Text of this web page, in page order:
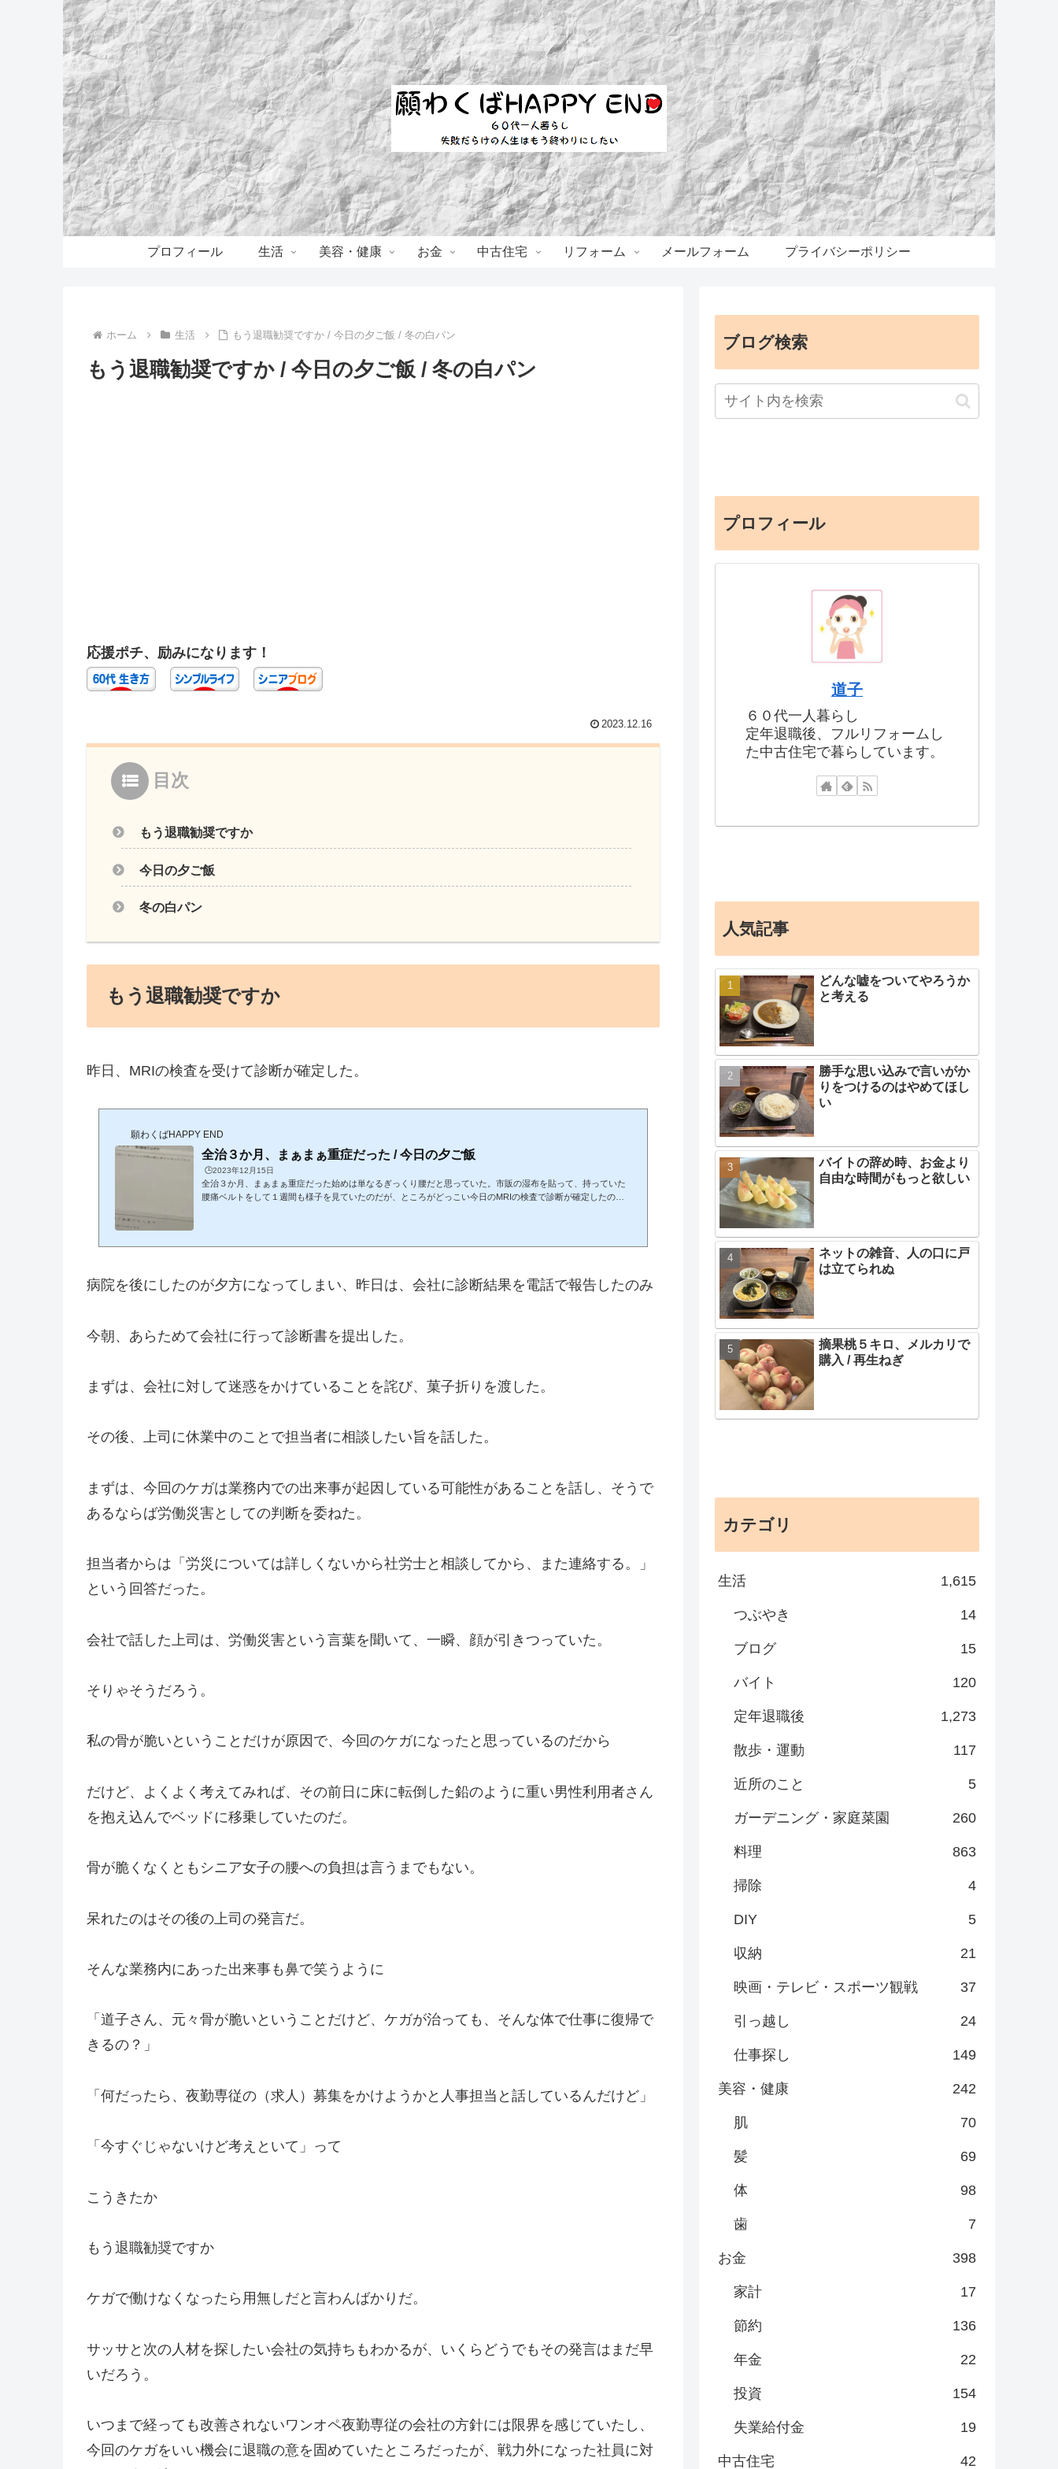
プロフィール 生活 美容・健康 お金 中古住宅 リフォーム メールフォーム プライバシーポリシー
ホーム 生活 もう退職勧奨ですか / 今日の夕ご飯 / 冬の白パン
もう退職勧奨ですか / 今日の夕ご飯 / 冬の白パン
応援ポチ、励みになります！
2023.12.16
目次
もう退職勧奨ですか
今日の夕ご飯
冬の白パン
もう退職勧奨ですか
昨日、MRIの検査を受けて診断が確定した。
願わくばHAPPY END
全治３か月、まぁまぁ重症だった / 今日の夕ご飯
🕒️2023年12月15日
全治３か月、まぁまぁ重症だった始めは単なるぎっくり腰だと思っていた。市販の湿布を貼って、持っていた
腰痛ベルトをして１週間も様子を見ていたのだが、ところがどっこい今日のMRIの検査で診断が確定したのだ
から来年...
病院を後にしたのが夕方になってしまい、昨日は、会社に診断結果を電話で報告したのみ
今朝、あらためて会社に行って診断書を提出した。
まずは、会社に対して迷惑をかけていることを詫び、菓子折りを渡した。
その後、上司に休業中のことで担当者に相談したい旨を話した。
まずは、今回のケガは業務内での出来事が起因している可能性があることを話し、そうで
あるならば労働災害としての判断を委ねた。
担当者からは「労災については詳しくないから社労士と相談してから、また連絡する。」
という回答だった。
会社で話した上司は、労働災害という言葉を聞いて、一瞬、顔が引きつっていた。
そりゃそうだろう。
私の骨が脆いということだけが原因で、今回のケガになったと思っているのだから
だけど、よくよく考えてみれば、その前日に床に転倒した鉛のように重い男性利用者さん
を抱え込んでベッドに移乗していたのだ。
骨が脆くなくともシニア女子の腰への負担は言うまでもない。
呆れたのはその後の上司の発言だ。
そんな業務内にあった出来事も鼻で笑うように
「道子さん、元々骨が脆いということだけど、ケガが治っても、そんな体で仕事に復帰で
きるの？」
「何だったら、夜勤専従の（求人）募集をかけようかと人事担当と話しているんだけど」
「今すぐじゃないけど考えといて」って
こうきたか
もう退職勧奨ですか
ケガで働けなくなったら用無しだと言わんばかりだ。
サッサと次の人材を探したい会社の気持ちもわかるが、いくらどうでもその発言はまだ早
いだろう。
いつまで経っても改善されないワンオペ夜勤専従の会社の方針には限界を感じていたし、
今回のケガをいい機会に退職の意を固めていたところだったが、戦力外になった社員に対
ブログ検索
プロフィール
道子
６０代一人暮らし
定年退職後、フルリフォームし
た中古住宅で暮らしています。
人気記事
どんな嘘をついてやろうか
と考える
勝手な思い込みで言いがか
りをつけるのはやめてほし
い
バイトの辞め時、お金より
自由な時間がもっと欲しい
ネットの雑音、人の口に戸
は立てられぬ
摘果桃５キロ、メルカリで
購入 / 再生ねぎ
カテゴリ
生活 1,615
つぶやき 14
ブログ 15
バイト 120
定年退職後 1,273
散歩・運動 117
近所のこと 5
ガーデニング・家庭菜園 260
料理 863
掃除 4
DIY 5
収納 21
映画・テレビ・スポーツ観戦 37
引っ越し 24
仕事探し 149
美容・健康 242
肌 70
髪 69
体 98
歯 7
お金 398
家計 17
節約 136
年金 22
投資 154
失業給付金 19
中古住宅 42